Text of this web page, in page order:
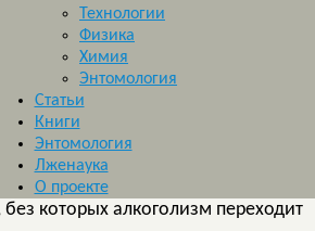
Технологии
Физика
Химия
Энтомология
Статьи
Книги
Энтомология
Лженаука
О проекте
которых алкоголизм переходит